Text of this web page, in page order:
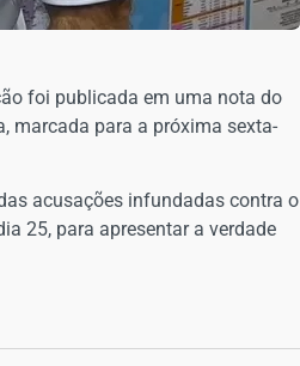
foi publicada em uma nota do
marcada para a próxima sexta-
acusações infundadas contra o
25, para apresentar a verdade